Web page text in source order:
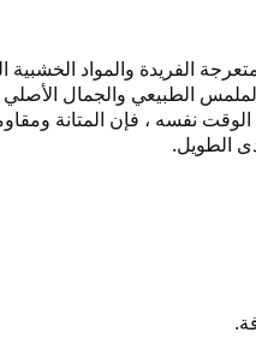
الفريدة والمواد الخشبية
الطبيعي والجمال الأصلي
نفسه ، فإن المتانة
الطويل.